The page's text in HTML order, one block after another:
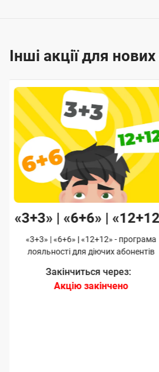
Інші акції для
«3+3» | «6+6» |
«3+3» | «6+6» | «12+12» - програма
лояльності для діючих абонентів
Закінчиться через:
Акцію закінчено